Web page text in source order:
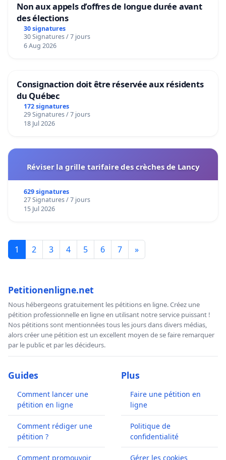
Non aux appels d’offres de longue durée avant
des élections
30 signatures
30 Signatures / 7 jours
6 Aug 2026
Consignaction doit être réservée aux résidents
du Québec
172 signatures
29 Signatures / 7 jours
18 Jul 2026
Réviser la grille tarifaire des crèches de Lancy
629 signatures
27 Signatures / 7 jours
15 Jul 2026
1 2 3 4 5 6 7 »
Petitionenligne.net
Nous hébergeons gratuitement les pétitions en ligne. Créez une
pétition professionnelle en ligne en utilisant notre service puissant !
Nos pétitions sont mentionnées tous les jours dans divers médias,
alors créer une pétition est un excellent moyen de se faire remarquer
par le public et par les décideurs.
Guides
Comment lancer une
pétition en ligne
Comment rédiger une
pétition ?
Comment promouvoir
Plus
Faire une pétition en
ligne
Politique de
confidentialité
Gérer les cookies